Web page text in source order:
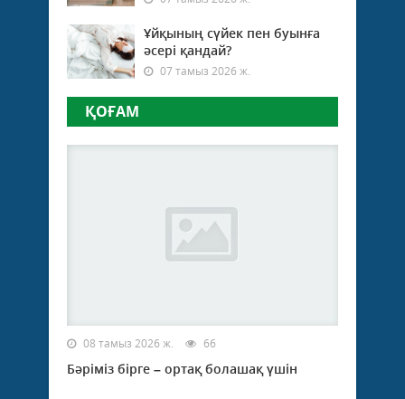
Ұйқының сүйек пен буынға
әсері қандай?
07 тамыз 2026 ж.
ҚОҒАМ
08 тамыз 2026 ж. 66
Бәріміз бірге – ортақ болашақ үшін